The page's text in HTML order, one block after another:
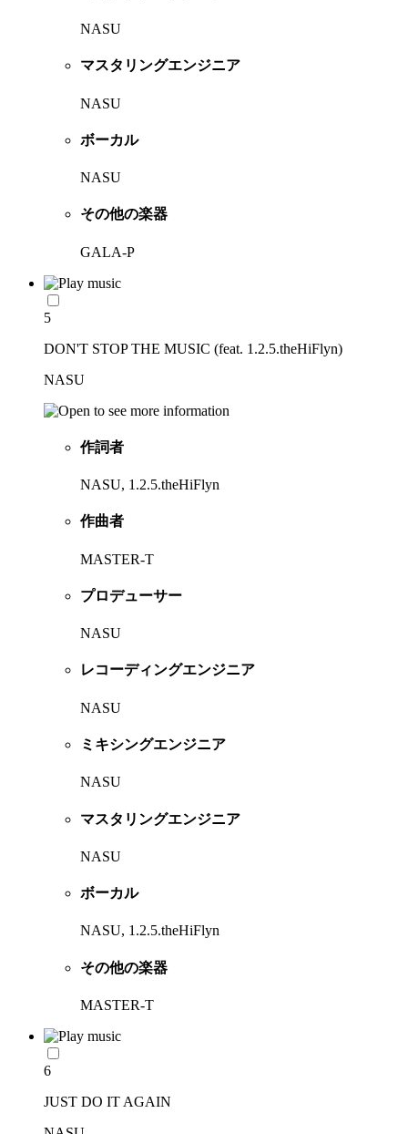
NASU
マスタリングエンジニア
NASU
ボーカル
NASU
その他の楽器
GALA-P
5
DON'T STOP THE MUSIC (feat. 1.2.5.theHiFlyn)
NASU
作詞者
NASU, 1.2.5.theHiFlyn
作曲者
MASTER-T
プロデューサー
NASU
レコーディングエンジニア
NASU
ミキシングエンジニア
NASU
マスタリングエンジニア
NASU
ボーカル
NASU, 1.2.5.theHiFlyn
その他の楽器
MASTER-T
6
JUST DO IT AGAIN